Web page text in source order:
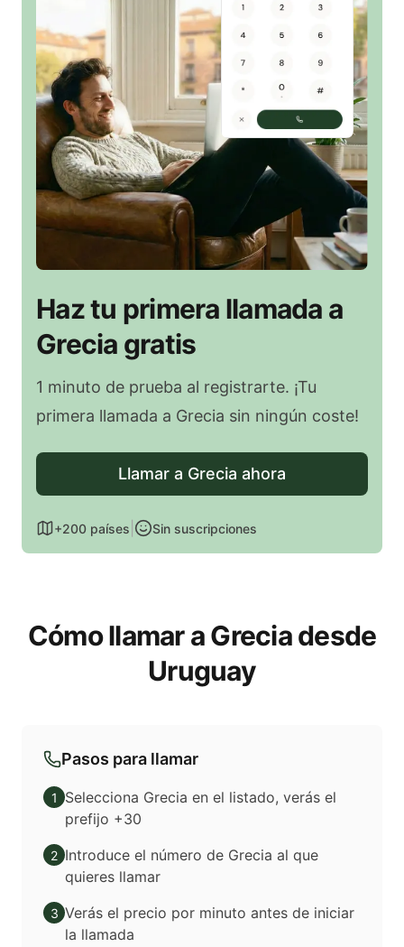
Haz tu primera llamada a
Grecia gratis
1 minuto de prueba al registrarte. ¡Tu
primera llamada a Grecia sin ningún coste!
Llamar a Grecia ahora
+200 países Sin suscripciones
Cómo llamar a Grecia desde
Uruguay
Pasos para llamar
1
Selecciona Grecia en el listado, verás el
prefijo +30
2 Introduce el número de Grecia al que
quieres llamar
3 Verás el precio por minuto antes de iniciar
la llamada